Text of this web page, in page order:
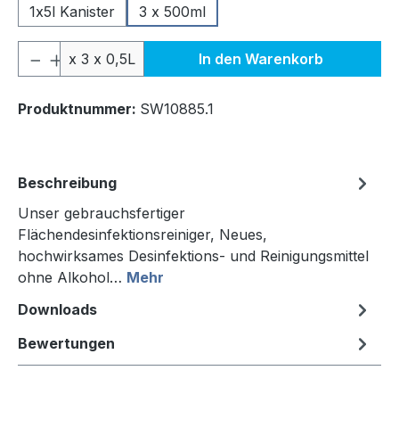
1x5l Kanister
3 x 500ml
Produkt Anzahl: Gib den
x 3 x 0,5L In den Warenkorb
Produktnummer: SW10885.1
Beschreibung
Unser gebrauchsfertiger
Flächendesinfektionsreiniger, Neues,
hochwirksames Desinfektions- und Reinigungsmittel
ohne Alkohol… Mehr
Downloads
Bewertungen